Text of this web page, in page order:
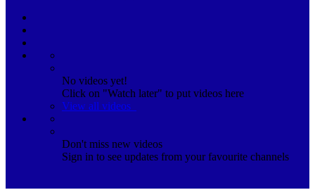
No videos yet!
Click on "Watch later" to put videos here
View all videos
Don't miss new videos
Sign in to see updates from your favourite channels